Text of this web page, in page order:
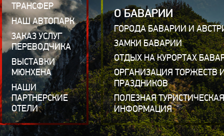
ТРАНСФЕР
НАШ АВТОПАРК
ЗАКАЗ УСЛУГ
ПЕРЕВОДЧИКА
ВЫСТАВКИ
МЮНХЕНА
НАШИ
ПАРТНЕРСКИЕ
ОТЕЛИ
О БАВАРИИ
ГОРОДА БАВАРИИ И
ЗАМКИ БАВАРИИ
ОТДЫХ НА КУРОРТАХ
ОРГАНИЗАЦИЯ ТОРЖЕСТВ
ПРАЗДНИКОВ
ПОЛЕЗНАЯ ТУРИСТИЧЕСКАЯ
ИНФОРМАЦИЯ